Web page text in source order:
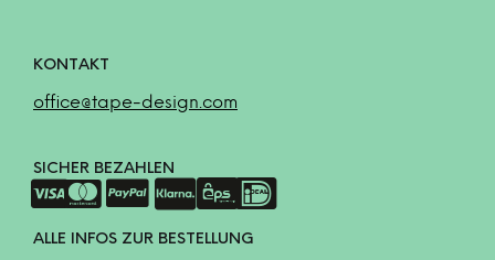
KONTAKT
office@tape-design.com
SICHER BEZAHLEN
ALLE INFOS ZUR BESTELLUNG